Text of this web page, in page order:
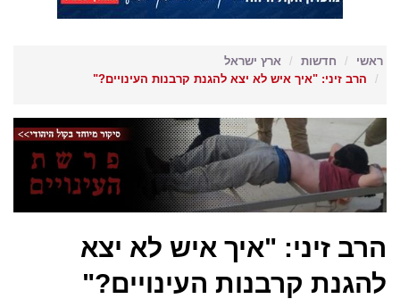
ראשי חדשות
ארץ ישראל
הרב זיני: "איך איש לא יצא להגנת קרבנות העינויים?"
הרב זיני: "איך איש לא יצא
להגנת קרבנות העינויים?"